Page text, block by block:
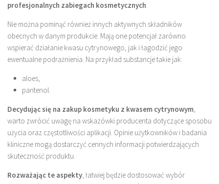
profesjonalnych zabiegach kosmetycznych.
Nie można pominąć również innych aktywnych składników
obecnych w danym produkcie. Mają one potencjał zarówno
wspierać działanie kwasu cytrynowego, jak i łagodzić jego
ewentualne podrażnienia. Na przykład substancje takie jak:
aloes,
pantenol.
Decydując się na zakup kosmetyku z kwasem cytrynowym,
warto zwrócić uwagę na wskazówki producenta dotyczące sposobu
użycia oraz częstotliwości aplikacji. Opinie użytkowników i badania
kliniczne mogą dostarczyć cennych informacji potwierdzających
skuteczność produktu.
Rozważając te aspekty, łatwiej będzie dostosować wybór